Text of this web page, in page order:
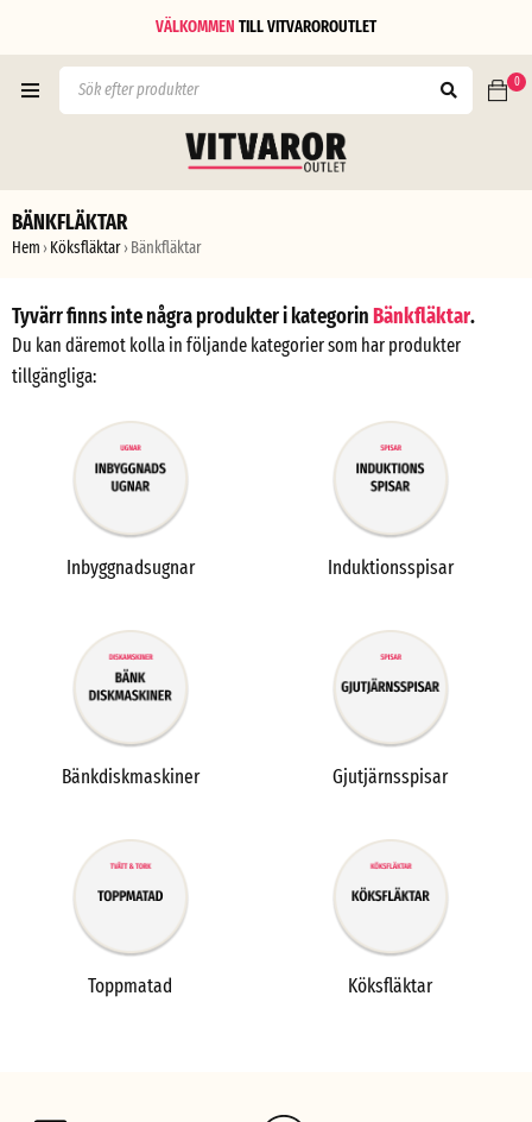
VÄLKOMMEN TILLVITVAROROUTLET
0
BÄNKFLÄKTAR
Hem › Köksfläktar › Bänkfläktar
Tyvärr finns inte några produkter i kategorinBänkfläktar.
Du kan däremot kolla in följande kategorier som har produkter
tillgängliga:
Inbyggnadsugnar Induktionsspisar
Bänkdiskmaskiner Gjutjärnsspisar
Toppmatad Köksfläktar